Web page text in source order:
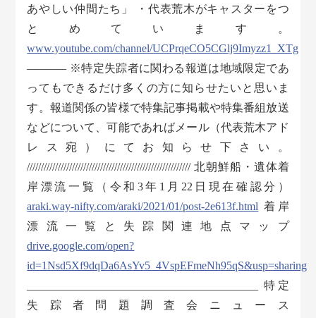
あやしい仲間たち」 ・代表荒木がキャスターをつ
とめています。
www.youtube.com/channel/UCPrqeCO5CGlj9Imyzz1_XTg
———– ※特定失踪者に関わる報道は地域限定であ
ってもできるだけ多くの方に知らせたいと思いま
す。報道関係の皆様で特集記事掲載や特集番組放送
などについて、可能であればメール（代表荒木アド
レス宛）にてお知らせ下さい。
////////////////////////////////////////////////////////// 北朝鮮船・遺体着
岸漂流一覧（令和3年1月22日現在確認分）
araki.way-nifty.com/araki/2021/01/post-2e613f.html 着岸
漂流一覧と失踪関連地点マップ
drive.google.com/open?
id=1Nsd5Xf9dqDa6AsYv5_4VspEFmeNh95qS&usp=sharing
_________________________________________ 特定
失踪者問題調査会ニュース